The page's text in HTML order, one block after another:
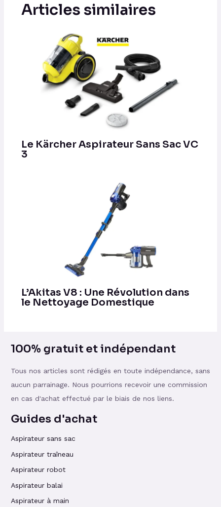
Articles similaires
Le Kärcher Aspirateur Sans Sac VC
3
L’Akitas V8 : Une Révolution dans
le Nettoyage Domestique
100% gratuit et indépendant
Tous nos articles sont rédigés en toute indépendance, sans
aucun parrainage. Nous pourrions recevoir une commission
en cas d'achat effectué par le biais de nos liens.
Guides d'achat
Aspirateur sans sac
Aspirateur traîneau
Aspirateur robot
Aspirateur balai
Aspirateur à main